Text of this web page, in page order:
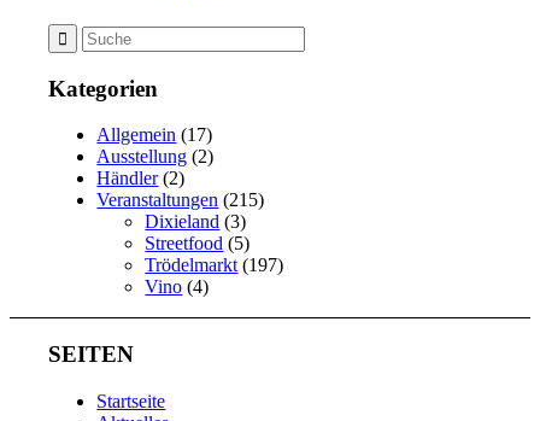
Kategorien
Allgemein (17)
Ausstellung (2)
Händler(2)
Veranstaltungen (215)
Dixieland (3)
Streetfood (5)
Trödelmarkt(197)
Vino (4)
SEITEN
Startseite